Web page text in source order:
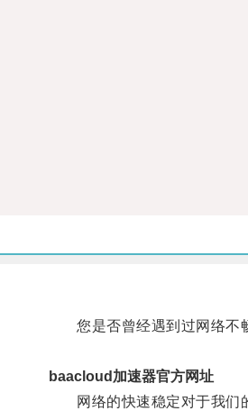
您是否曾经遇到过网络不畅
baacloud加速器官方网址
网络的快速稳定对于我们的